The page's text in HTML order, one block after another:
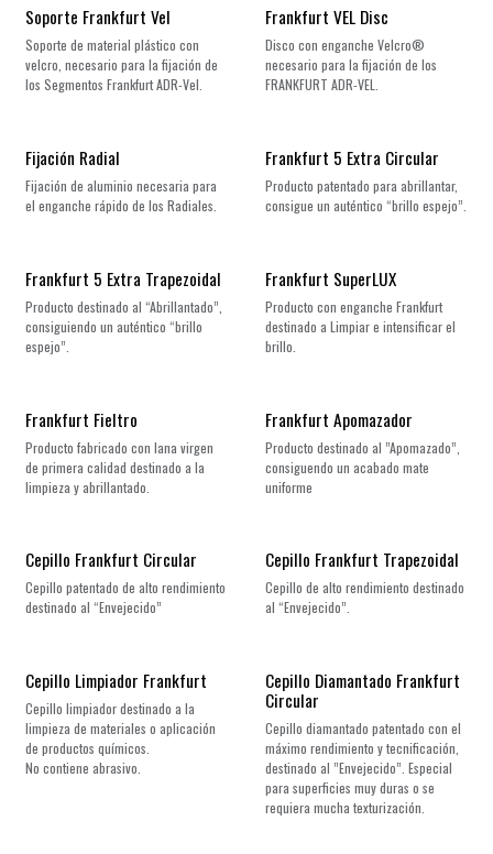
Soporte Frankfurt Vel
Soporte de material plástico con
velcro, necesario para la fijación de
los Segmentos Frankfurt ADR-Vel.
Frankfurt VEL Disc
Disco con enganche Velcro®
necesario para la fijación de los
FRANKFURT ADR-VEL.
Fijación Radial
Fijación de aluminio necesaria para
el enganche rápido de los Radiales.
Frankfurt 5 Extra Circular
Producto patentado para abrillantar,
consigue un auténtico “brillo espejo”.
Frankfurt 5 Extra Trapezoidal
Producto destinado al “Abrillantado”,
consiguiendo un auténtico “brillo
espejo”.
Frankfurt SuperLUX
Producto con enganche Frankfurt
destinado a Limpiar e intensificar el
brillo.
Frankfurt Fieltro
Producto fabricado con lana virgen
de primera calidad destinado a la
limpieza y abrillantado.
Frankfurt Apomazador
Producto destinado al ”Apomazado”,
consiguendo un acabado mate
uniforme
Cepillo Frankfurt Circular
Cepillo patentado de alto rendimiento
destinado al “Envejecido”
Cepillo Frankfurt Trapezoidal
Cepillo de alto rendimiento destinado
al “Envejecido”.
Cepillo Limpiador Frankfurt
Cepillo limpiador destinado a la
limpieza de materiales o aplicación
de productos químicos.
No contiene abrasivo.
Cepillo Diamantado Frankfurt
Circular
Cepillo diamantado patentado con el
máximo rendimiento y tecnificación,
destinado al ”Envejecido”. Especial
para superficies muy duras o se
requiera mucha texturización.